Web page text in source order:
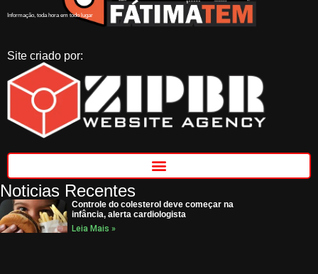
Informação, toda hora em todo lugar
Site criado por:
Noticias Recentes
Controle do colesterol deve começar na
infância, alerta cardiologista
Leia Mais »